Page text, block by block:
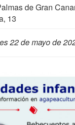
de Gran
13
22 de mayo de